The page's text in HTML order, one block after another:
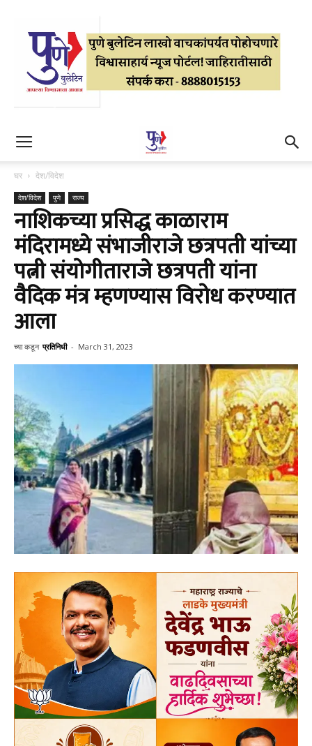
घर देश/विदेश
देश/विदेश पुणे राज्य
नाशिकच्या प्रसिद्ध काळाराम
मंदिरामध्ये संभाजीराजे छत्रपती यांच्या
पत्नी संयोगीताराजे छत्रपती यांना
वैदिक मंत्र म्हणण्यास विरोध करण्यात
आला
च्या कडून प्रतिनिधी - March 31, 2023